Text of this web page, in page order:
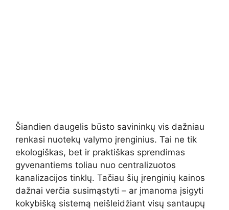
Šiandien daugelis būsto savininkų vis dažniau
renkasi nuotekų valymo įrenginius. Tai ne tik
ekologiškas, bet ir praktiškas sprendimas
gyvenantiems toliau nuo centralizuotos
kanalizacijos tinklų. Tačiau šių įrenginių kainos
dažnai verčia susimąstyti – ar įmanoma įsigyti
kokybišką sistemą neišleidžiant visų santaupų